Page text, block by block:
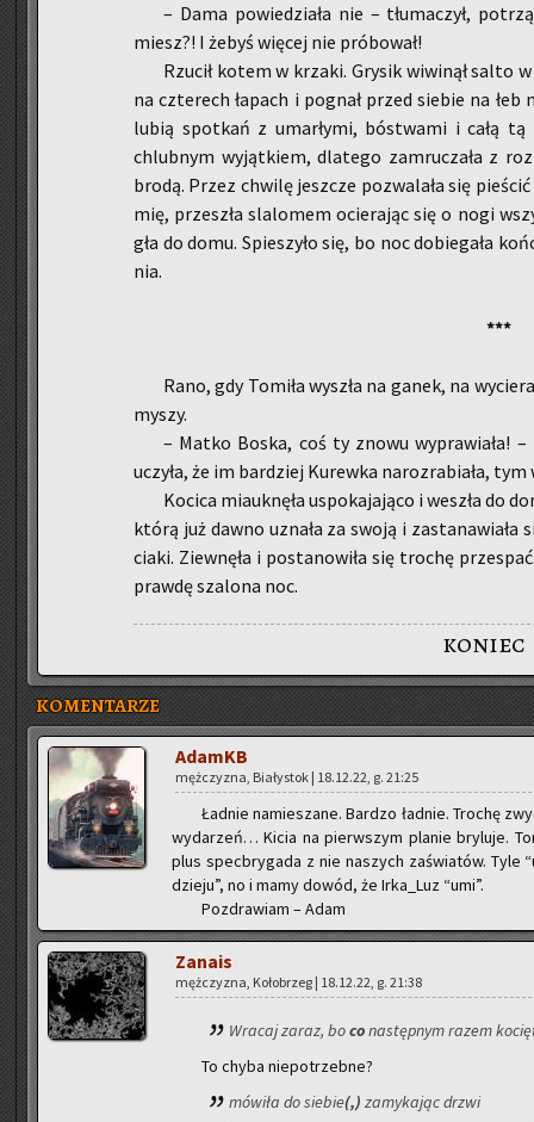
– Dama po­wie­dzia­ła nie – tłu­ma­czył,
miesz?! I żebyś wię­cej nie pró­bo­wał!
Rzu­cił kotem w krza­ki. Gry­sik wi­wi­nął salto
na czte­rech ła­pach i po­gnał przed sie­bie na
lubią spo­tkań z umar­ły­mi, bó­stwa­mi i całą tą
chlub­nym wy­jąt­kiem, dla­te­go za­mru­cza­ła z
brodą. Przez chwi­lę jesz­cze po­zwa­la­ła się
mię, prze­szła sla­lo­mem ocie­ra­jąc się o nogi
gła do domu. Spie­szy­ło się, bo noc do­bie­ga­ła
nia.
***
Rano, gdy To­mi­ła wy­szła na ganek, na
myszy.
– Matko Boska, coś ty znowu wy­pra­wia­ła!
uczy­ła, że im bar­dziej Ku­rew­ka na­roz­ra­bia­ła,
Ko­ci­ca miauk­nę­ła uspo­ka­ja­ją­co i we­szła do
którą już dawno uzna­ła za swoją i
cia­ki. Ziew­nę­ła i po­sta­no­wi­ła się tro­chę
praw­dę sza­lo­na noc.
koniec
KOMENTARZE
AdamKB
męż­czy­zna, Bia­ły­stok | 18.12.22, g. 21:25
Ład­nie na­mie­sza­ne. Bar­dzo ład­nie. Tro­chę
wy­da­rzeń… Kicia na pierw­szym pla­nie bry­lu­je.
plus spec­bry­ga­da z nie na­szych za­świa­tów. Tyle
dzie­ju”, no i mamy dowód, że Ir­ka­_Luz “umi”.
Po­zdra­wiam – Adam
Za­na­is
męż­czy­zna, Ko­ło­brzeg | 18.12.22, g. 21:38
Wra­caj zaraz, bocona­stęp­nym razem
To chyba nie­po­trzeb­ne?
mó­wi­ła do sie­bie(,) za­my­ka­jąc drzwi